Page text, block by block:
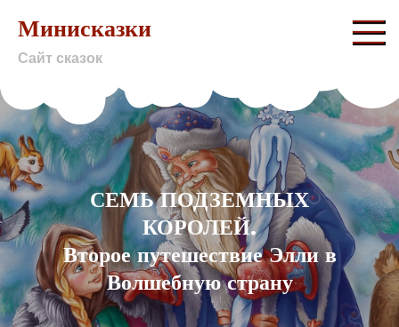
content
Минисказки
Сайт сказок
СЕМЬ ПОДЗЕМНЫХ
КОРОЛЕЙ.
Второе путешествие Элли в
Волшебную страну